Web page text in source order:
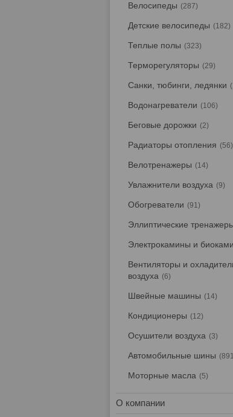
Велосипеды 287
Детские велосипеды 182
Теплые полы 323
Терморегуляторы 29
Санки, тюбинги, ледянки
Водонагреватели 106
Беговые дорожки 2
Радиаторы отопления 56
Велотренажеры 14
Увлажнители воздуха 9
Обогреватели 91
Эллиптические
Электрокамины и
Вентиляторы и
воздуха
6
Швейные машины 14
Кондиционеры 12
Осушители воздуха 3
Автомобильные шины 891
Моторные масла 5
О компании